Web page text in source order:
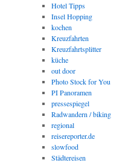
Hotel Tipps
Insel Hopping
kochen
Kreuzfahrten
Kreuzfahrtsplitter
küche
out door
Photo Stock for You
PI Panoramen
pressespiegel
Radwandern / biking
regional
reisereporter.de
slowfood
Städtereisen